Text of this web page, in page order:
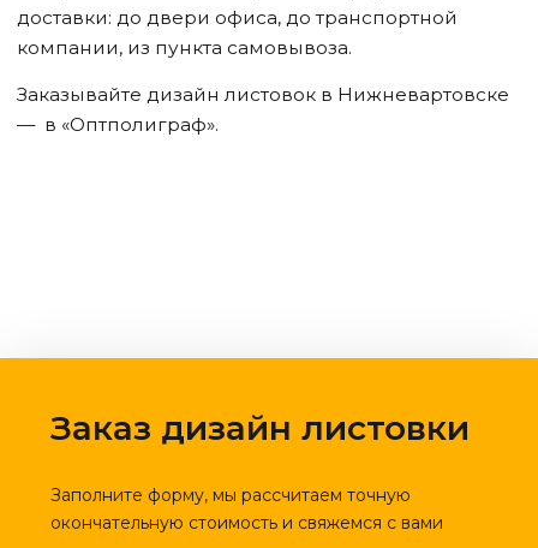
доставки: до двери офиса, до транспортной
компании, из пункта самовывоза.
Заказывайте дизайн листовок в Нижневартовске
— в «Оптполиграф».
Заказ дизайн листовки
Заполните форму, мы рассчитаем точную
окончательную стоимость и свяжемся с вами